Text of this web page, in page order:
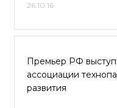
26.10.16
Премьер РФ
ассоциации
развития